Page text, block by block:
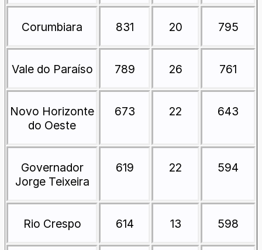
Corumbiara 831 20 795
Vale do Paraíso 789 26 761
Novo Horizonte
do Oeste
673 22 643
Governador
Jorge Teixeira
619 22 594
Rio Crespo 614 13 598